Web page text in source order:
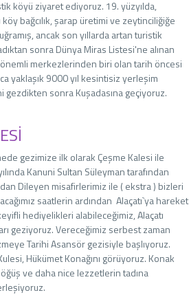
köyü ziyaret ediyoruz. 19. yüzyılda,
bağcılık, şarap üretimi ve zeytinciliğiğe
ancak son yıllarda artan turistik
sonra Dünya Miras Listesi'ne alınan
merkezlerinden biri olan tarih öncesi
yaklaşık 9000 yıl kesintisiz yerleşim
sonra Kuşadasına geçiyoruz.
gezimize ilk olarak Çeşme Kalesi ile
Kanuni Sultan Süleyman tarafından
Dileyen misafirlerimiz ile ( ekstra ) bizleri
saatlerin ardından Alaçatı`ya hareket
hediyelikleri alabileceğimiz, Alaçatı
geziyoruz. Vereceğimiz serbest zaman
Tarihi Asansör gezisiyle başlıyoruz.
Hükümet Konağını görüyoruz. Konak
ve daha nice lezzetlerin tadına